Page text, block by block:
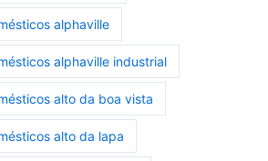
alphaville
alphaville industrial
alto da boa vista
alto da lapa